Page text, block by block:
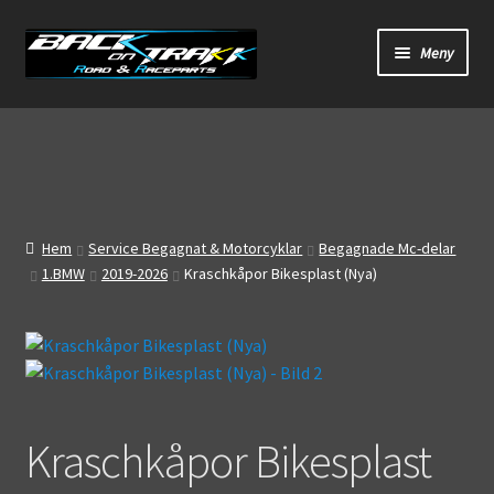
Hoppa
Hoppa
Meny
Start
Bilder
Video
Mitt konto
Hem Service Begagnat & Motorcyklar
Begagnade Mc-delar
1.BMW
2019-2026 Kraschkåpor Bikesplast (Nya)
Kraschkåpor Bikesplast